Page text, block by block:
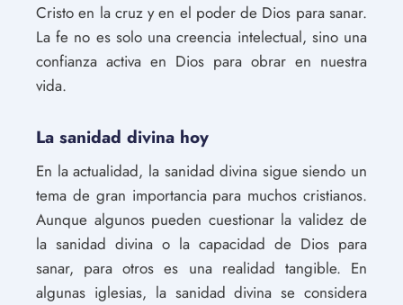
Cristo en la cruz y en el poder de Dios para sanar.
La fe no es solo una creencia intelectual, sino una
confianza activa en Dios para obrar en nuestra
vida.
La sanidad divina hoy
En la actualidad, la sanidad divina sigue siendo un
tema de gran importancia para muchos cristianos.
Aunque algunos pueden cuestionar la validez de
la sanidad divina o la capacidad de Dios para
sanar, para otros es una realidad tangible. En
algunas iglesias, la sanidad divina se considera